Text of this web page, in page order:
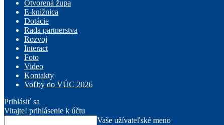
Otvorená župa
E-knižnica
Dotácie
Rada partnerstva
Rozvoj
Interact
Foto
Video
Kontakty
Voľby do VÚC 2026
Prihlásiť sa
Vitajte! prihlásenie k účtu
Vaše užívateľské meno